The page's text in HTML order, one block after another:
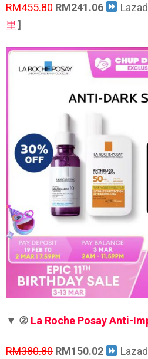
RM455.80 RM241.06
里】
▼ ② La Roche Posay Anti-
RM380.80 RM150.02